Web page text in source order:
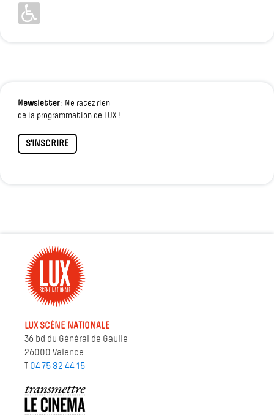
Newsletter: Ne ratez rien
de la programmation de LUX !
S'INSCRIRE
LUX SCÈNE NATIONALE
36 bd du Général de Gaulle
26000 Valence
T 04 75 82 44 15